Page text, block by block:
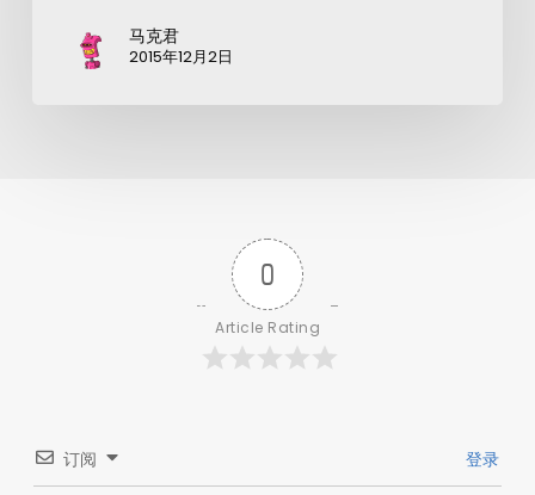
马克君
2015年12月2日
0
Article Rating
订阅 登录